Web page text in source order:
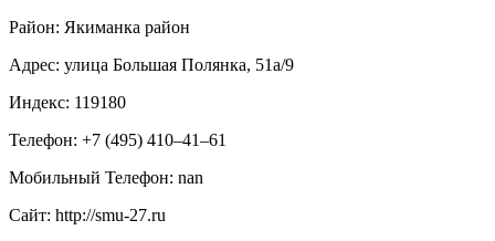
Район: Якиманка район
Адрес: улица Большая Полянка, 51а/9
Индекс: 119180
Телефон: +7 (495) 410‒41‒61
Мобильный Телефон: nan
Сайт: http://smu-27.ru